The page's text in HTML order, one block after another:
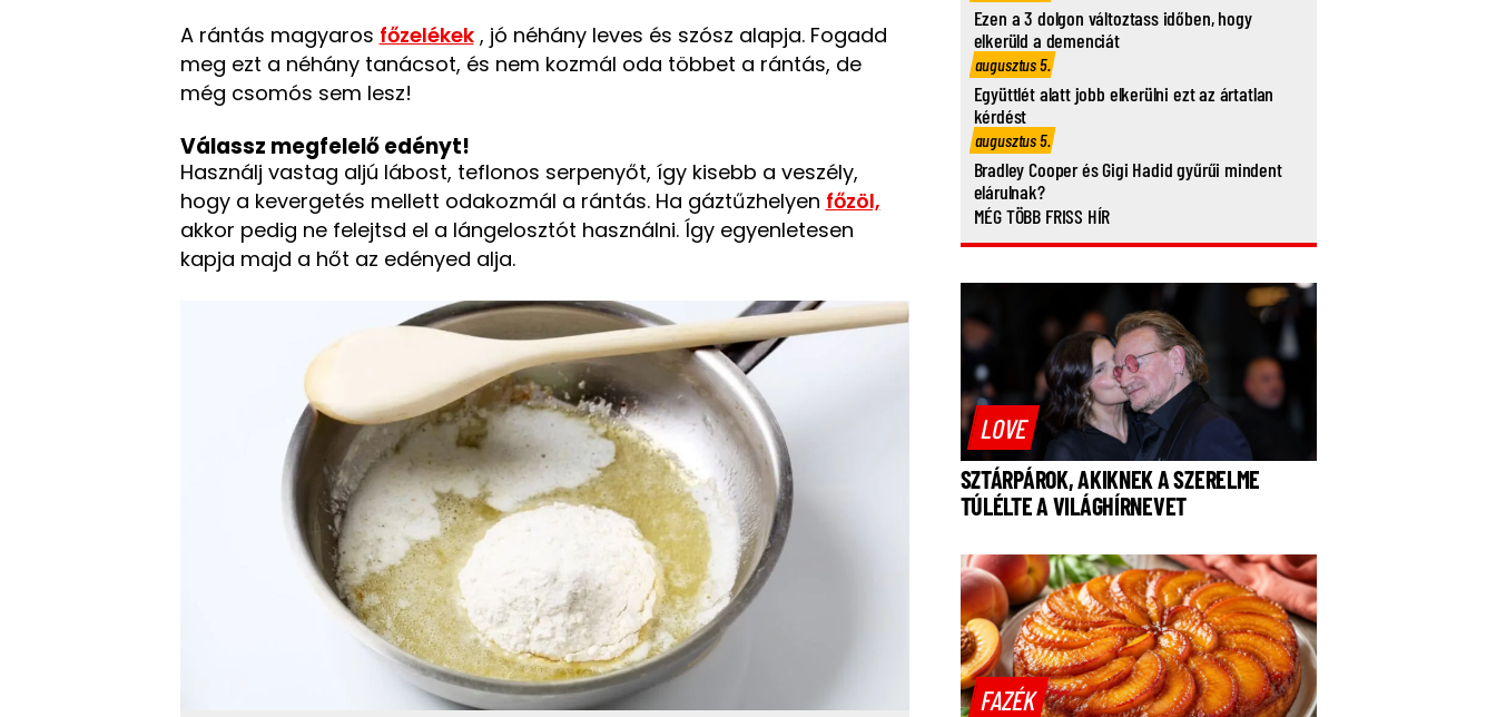
A rántás magyaros főzelékek, jó néhány leves és szósz alapja. Fogadd
meg ezt a néhány tanácsot, és nem kozmál oda többet a rántás, de
még csomós sem lesz!
Válassz megfelelő edényt!
Használj vastag aljú lábost, teflonos serpenyőt, így kisebb a veszély,
hogy a kevergetés mellett odakozmál a rántás. Ha gáztűzhelyen főzöl,
akkor pedig ne felejtsd el a lángelosztót használni. Így egyenletesen
kapja majd a hőt az edényed alja.
Ezen a 3 dolgon változtass időben, hogy
elkerüld a demenciát
augusztus 5.
Együttlét alatt jobb elkerülni ezt az ártatlan
kérdést
augusztus 5.
Bradley Cooper és Gigi Hadid gyűrűi mindent
elárulnak?
MÉG TÖBB FRISS HÍR
LOVE
SZTÁRPÁROK, AKIKNEK A SZERELME
TÚLÉLTE A VILÁGHÍRNEVET
FAZÉK